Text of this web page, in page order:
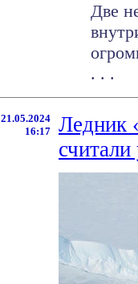
Две
. . .
21.05.2024
16:17
Ледник